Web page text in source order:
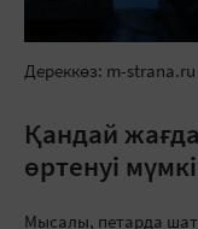
Дереккөз: m-strana.ru
Қандай
өртенуі
Мысалы, петарда